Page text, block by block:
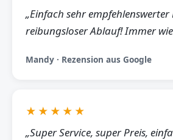
„Einfach sehr empfehlenswerter
reibungsloser Ablauf! Immer
Mandy · Rezension aus Google
★★★★★
„Super Service, super Preis,